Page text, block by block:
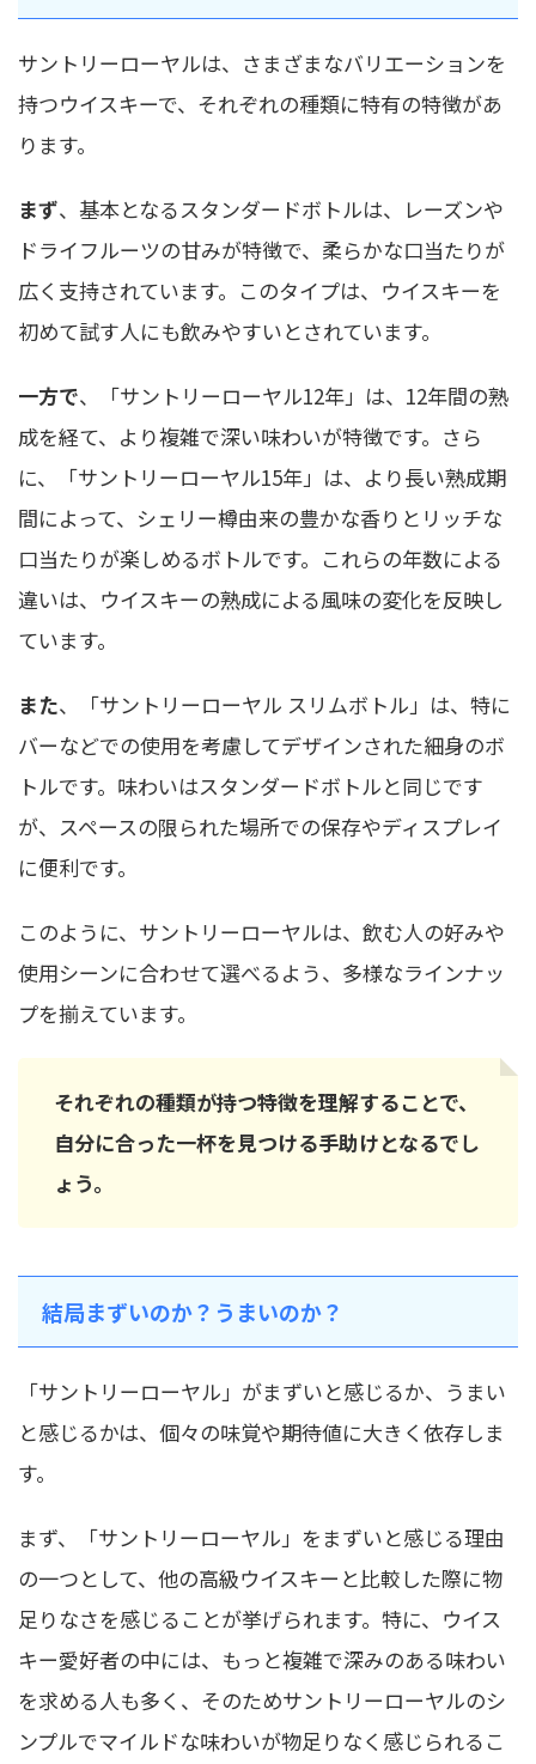
サントリーローヤルは、さまざまなバリエーションを
持つウイスキーで、それぞれの種類に特有の特徴があ
ります。
まず、基本となるスタンダードボトルは、レーズンや
ドライフルーツの甘みが特徴で、柔らかな口当たりが
広く支持されています。このタイプは、ウイスキーを
初めて試す人にも飲みやすいとされています。
一方で、「サントリーローヤル12年」は、12年間の熟
成を経て、より複雑で深い味わいが特徴です。さら
に、「サントリーローヤル15年」は、より長い熟成期
間によって、シェリー樽由来の豊かな香りとリッチな
口当たりが楽しめるボトルです。これらの年数による
違いは、ウイスキーの熟成による風味の変化を反映し
ています。
また、「サントリーローヤル スリムボトル」は、特に
バーなどでの使用を考慮してデザインされた細身のボ
トルです。味わいはスタンダードボトルと同じです
が、スペースの限られた場所での保存やディスプレイ
に便利です。
このように、サントリーローヤルは、飲む人の好みや
使用シーンに合わせて選べるよう、多様なラインナッ
プを揃えています。
それぞれの種類が持つ特徴を理解することで、
自分に合った一杯を見つける手助けとなるでし
ょう。
結局まずいのか？うまいのか？
「サントリーローヤル」がまずいと感じるか、うまい
と感じるかは、個々の味覚や期待値に大きく依存しま
す。
まず、「サントリーローヤル」をまずいと感じる理由
の一つとして、他の高級ウイスキーと比較した際に物
足りなさを感じることが挙げられます。特に、ウイス
キー愛好者の中には、もっと複雑で深みのある味わい
を求める人も多く、そのためサントリーローヤルのシ
ンプルでマイルドな味わいが物足りなく感じられるこ